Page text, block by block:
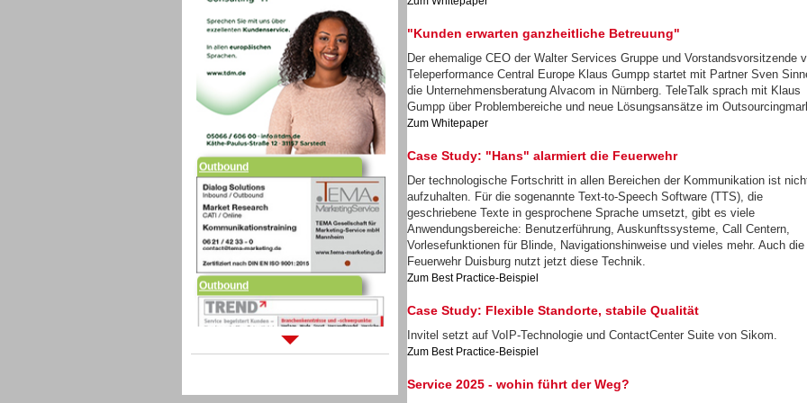
Outbound
"Kunden erwarten ganzheitliche Betreuung"
Der ehemalige CEO der Walter Services Gruppe und Vorstandsvorsitzende
Teleperformance Central Europe Klaus Gumpp startet mit Partner Sven
die Unternehmensberatung Alvacom in Nürnberg. TeleTalk sprach mit Klaus
Gumpp über Problembereiche und neue Lösungsansätze im
Zum Whitepaper
Case Study: "Hans" alarmiert die Feuerwehr
Der technologische Fortschritt in allen Bereichen der Kommunikation ist
aufzuhalten. Für die sogenannte Text-to-Speech Software (TTS), die
geschriebene Texte in gesprochene Sprache umsetzt, gibt es viele
Anwendungsbereiche: Benutzerführung, Auskunftssysteme, Call Centern,
Vorlesefunktionen für Blinde, Navigationshinweise und vieles mehr. Auch die
Feuerwehr Duisburg nutzt jetzt diese Technik.
Zum Best Practice-Beispiel
Case Study: Flexible Standorte, stabile Qualität
Invitel setzt auf VoIP-Technologie und ContactCenter Suite von Sikom.
Zum Best Practice-Beispiel
Service 2025 - wohin führt der Weg?